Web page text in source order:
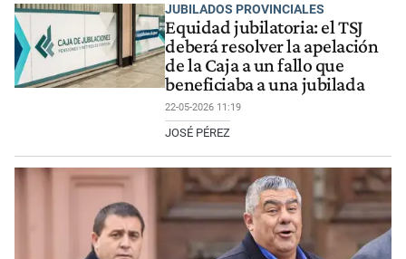
JUBILADOS PROVINCIALES
Equidad jubilatoria: el TSJ
deberá resolver la apelación
de la Caja a un fallo que
beneficiaba a una jubilada
22-05-2026 11:19
JOSÉ PÉREZ